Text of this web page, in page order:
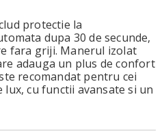
protectie la
dupa 30 de secunde,
fara griji. Manerul izolat
adauga un plus de confort
recomandat pentru cei
cu functii avansate si un